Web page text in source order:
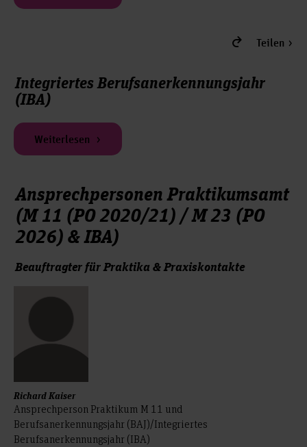
Teilen
Integriertes Berufsanerkennungsjahr
(IBA)
Weiterlesen
Ansprechpersonen Praktikumsamt
(M 11 (PO 2020/21) / M 23 (PO
2026) & IBA)
Beauftragter für Praktika & Praxiskontakte
Richard Kaiser
Ansprechperson Praktikum M 11 und
Berufsanerkennungsjahr (BAJ)/Integriertes
Berufsanerkennungsjahr (IBA)